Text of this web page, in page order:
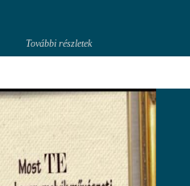
További részletek